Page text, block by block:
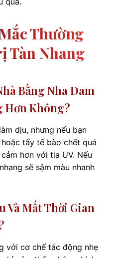
Thường
Tàn Nhang
Bằng Nha Đam
Hơn Không?
dịu, nhưng nếu bạn
tẩy tế bào chết quá
hơn với tia UV. Nếu
sẽ sậm màu nhanh
Và Mất Thời Gian
với cơ chế tác động nhẹ